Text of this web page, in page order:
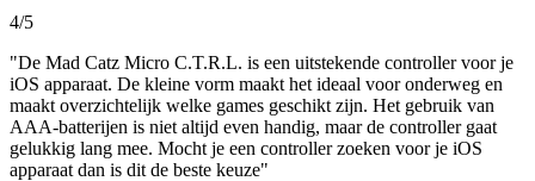
4/5
"De Mad Catz Micro C.T.R.L. is een uitstekende controller voor je
iOS apparaat. De kleine vorm maakt het ideaal voor onderweg en
maakt overzichtelijk welke games geschikt zijn. Het gebruik van
AAA-batterijen is niet altijd even handig, maar de controller gaat
gelukkig lang mee. Mocht je een controller zoeken voor je iOS
apparaat dan is dit de beste keuze"